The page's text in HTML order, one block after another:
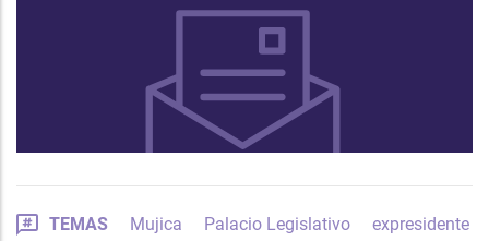
TEMAS Mujica Palacio Legislativo expresidente